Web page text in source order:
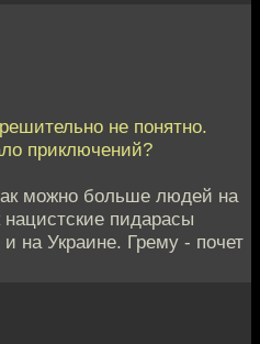
не понятно.
приключений?
можно больше людей на
пидарасы
на Украине. Грему - почет